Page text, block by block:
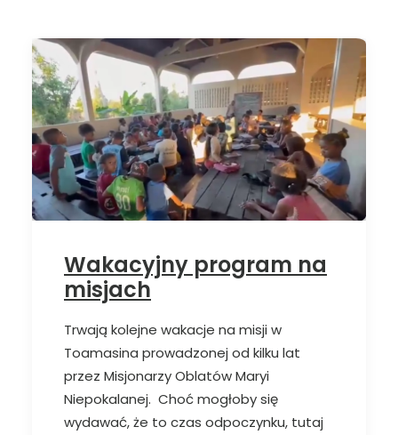
Wakacyjny program na
misjach
Trwają kolejne wakacje na misji w
Toamasina prowadzonej od kilku lat
przez Misjonarzy Oblatów Maryi
Niepokalanej. Choć mogłoby się
wydawać, że to czas odpoczynku, tutaj